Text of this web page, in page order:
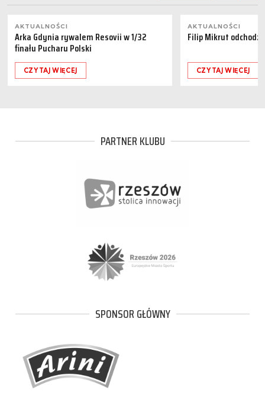
AKTUALNOŚCI
Arka Gdynia rywalem Resovii w 1/32
finału Pucharu Polski
CZYTAJ WIĘCEJ
AKTUALNOŚCI
Filip Mikrut
CZYTAJ WIĘCEJ
PARTNER KLUBU
SPONSOR GŁÓWNY